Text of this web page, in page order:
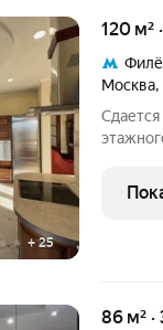
+25
120
Москва,
Сдается
86 м²